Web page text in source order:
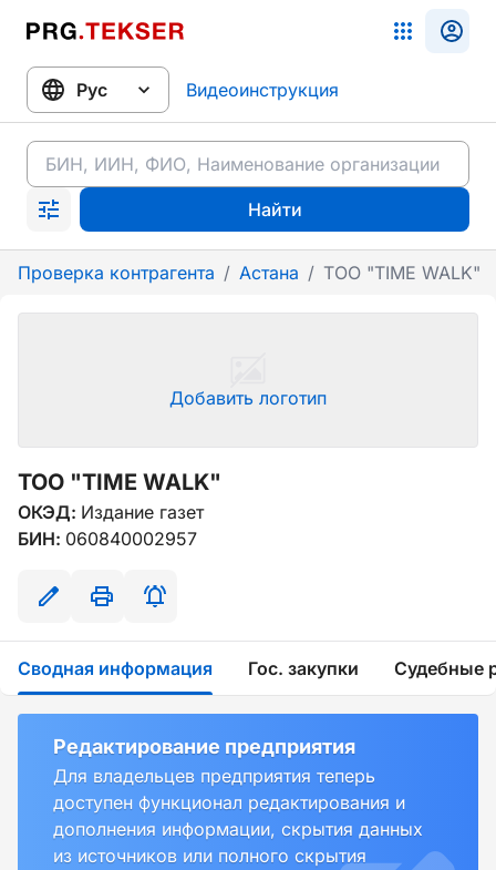
Видеоинструкция
Найти
Проверка контрагента / Астана / ТОО "TIME WALK"
Добавить логотип
ТОО "TIME WALK"
ОКЭД: Издание газет
БИН: 060840002957
Сводная информация Гос. закупки Судебные
Редактирование предприятия
Для владельцев предприятия теперь
доступен функционал редактирования и
дополнения информации, скрытия данных
из источников или полного скрытия